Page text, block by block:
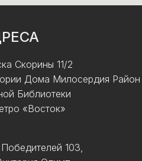
Скорины 11/2
Дома Милосердия Район
Библиотеки
«Восток»
103,